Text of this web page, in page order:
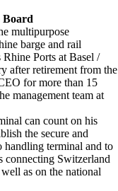
Board
multipurpose
barge and rail
Ports at Basel /
after retirement from the
for more than 15
management team at
can count on his
the secure and
handling terminal and to
connecting Switzerland
as on the national